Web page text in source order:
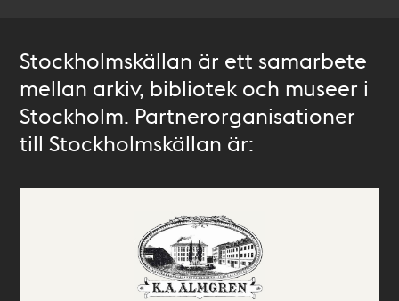
Stockholmskällan är ett samarbete
mellan arkiv, bibliotek och museer i
Stockholm. Partnerorganisationer
till Stockholmskällan är: